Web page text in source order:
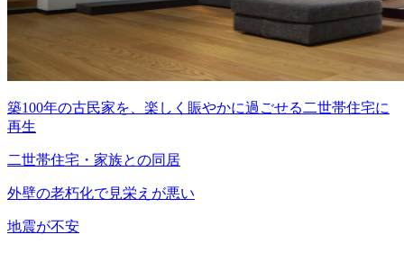
築100年の古民家を、楽しく賑やかに過ごせる二世帯住宅に
再生
二世帯住宅・家族との同居
外壁の老朽化で見栄えが悪い
地震が不安